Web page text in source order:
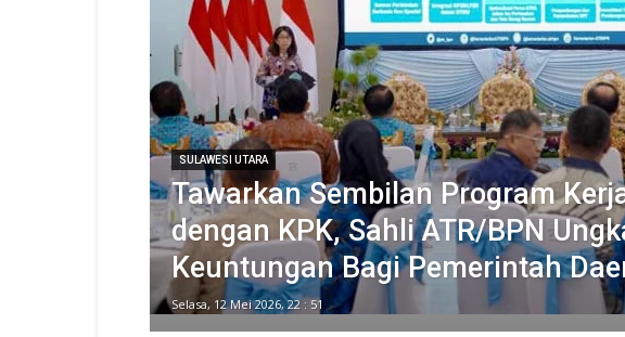
SULAWESI UTARA
Tawarkan Sembilan Program
dengan KPK, Sahli ATR/BPN
Keuntungan Bagi Pemerintah
Selasa, 12 Mei 2026, 22 : 51